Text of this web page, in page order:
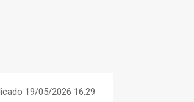
19/05/2026 16:29